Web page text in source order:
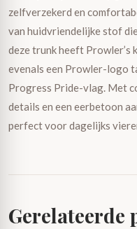
zelfverzekerd en
van huidvriendelijke stof
deze trunk heeft Prowler’s
evenals een Prowler-logo
Progress Pride-vlag. Met
details en een eerbetoon
perfect voor dagelijks
Gerelateerde